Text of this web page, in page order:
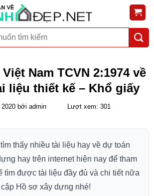
Nam TCVN 2:1974 về
liệu thiết kế – Khổ giấy
bởi admin Lượt xem: 301
thấy nhiều tài liệu hay về dự toán
hay trên internet hiện nay để tham
tìm được tài liệu đầy đủ và chi tiết nữa
Hồ sơ xây dựng nhé!